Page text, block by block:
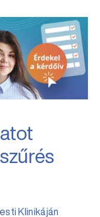
Klinikáján